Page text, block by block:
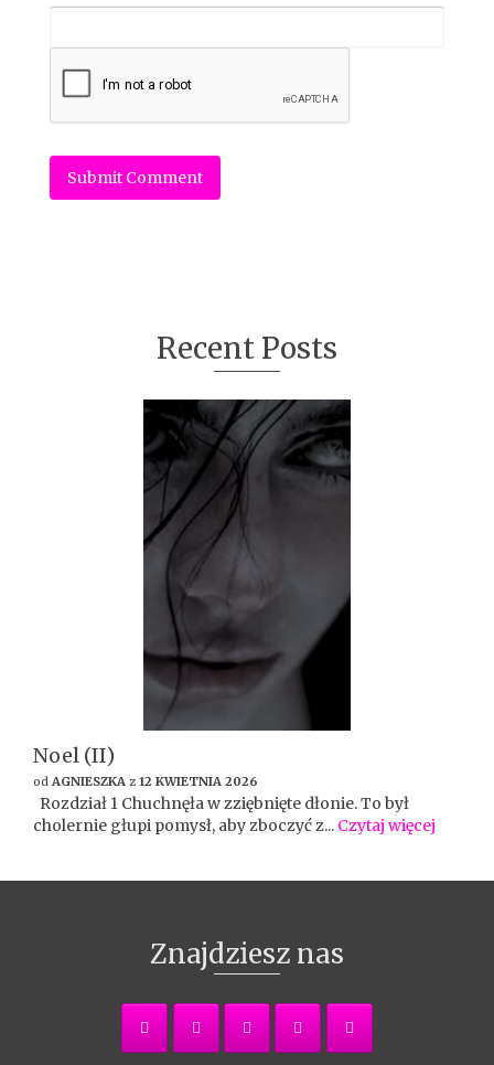
Recent Posts
Noel (II)
od AGNIESZKA z 12 KWIETNIA 2026
Rozdział 1 Chuchnęła w zziębnięte dłonie. To był
cholernie głupi pomysł, aby zboczyć z... Czytaj więcej
Znajdziesz nas